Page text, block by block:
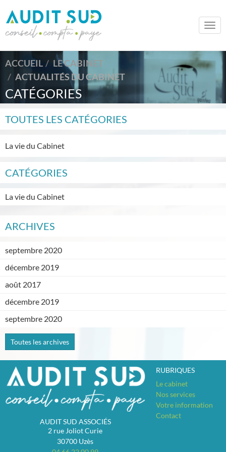
ACCUEIL
LE CABINET
ACTUALITÉS DU CABINET
CATÉGORIES
TOUTES LES CATÉGORIES
La vie du Cabinet
CATÉGORIES
La vie du Cabinet
ARCHIVES
septembre 2020
décembre 2019
août 2017
décembre 2019
septembre 2020
Toutes les archives
AUDIT SUD ASSOCIÉS
2 rue Joliot Curie
30700 Uzès
RUBRIQUES
Le cabinet
Nos services
Votre information
Contact